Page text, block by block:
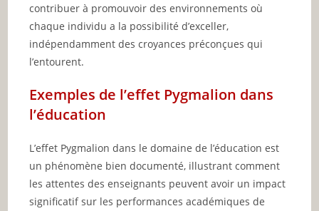
contribuer à promouvoir des environnements où
chaque individu a la possibilité d’exceller,
indépendamment des croyances préconçues qui
l’entourent.
Exemples de l’effet Pygmalion dans
l’éducation
L’effet Pygmalion dans le domaine de l’éducation est
un phénomène bien documenté, illustrant comment
les attentes des enseignants peuvent avoir un impact
significatif sur les performances académiques de